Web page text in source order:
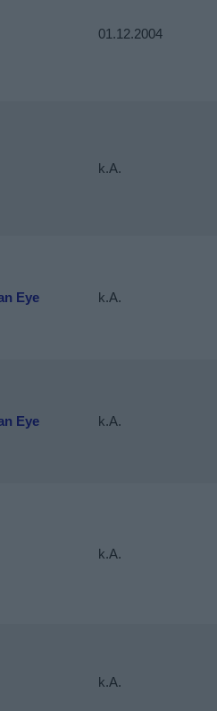
01.12.2004
k.A.
Eye k.A.
Eye k.A.
k.A.
k.A.